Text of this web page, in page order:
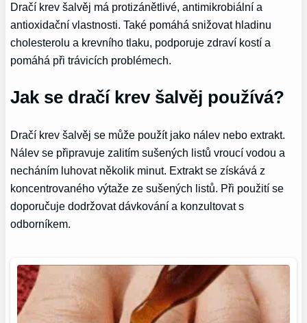
Dračí krev šalvěj má protizánětlivé, antimikrobiální a
antioxidační vlastnosti. Také pomáhá snižovat hladinu
cholesterolu a krevního tlaku, podporuje zdraví kostí a
pomáhá při trávicích problémech.
Jak se dračí krev šalvěj používá?
Dračí krev šalvěj se může použít jako nálev nebo extrakt.
Nálev se připravuje zalitím sušených listů vroucí vodou a
necháním luhovat několik minut. Extrakt se získává z
koncentrovaného výtaže ze sušených listů. Při použití se
doporučuje dodržovat dávkování a konzultovat s
odborníkem.